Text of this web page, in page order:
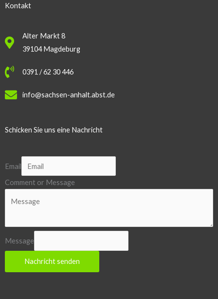
Kontakt
Alter Markt 8
39104 Magdeburg
0391 / 62 30 446
info@sachsen-anhalt.abst.de
Schicken Sie uns eine Nachricht
Email
Comment or Message
Message
Nachricht senden